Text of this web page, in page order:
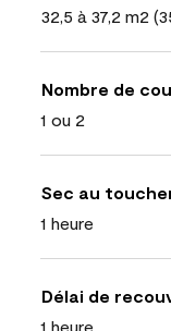
32,5 à 37,2 m2
Nombre de
1 ou 2
Sec au
1 heure
Délai de
1 heure